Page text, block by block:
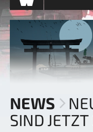
NEWS
SIND JETZT